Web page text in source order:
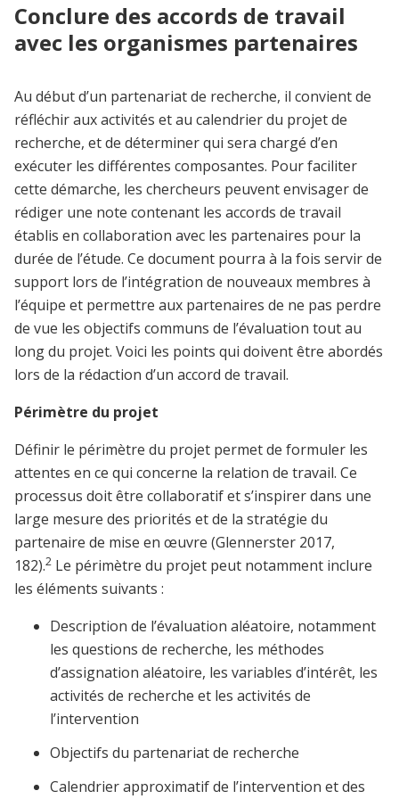
Conclure des accords de travail
avec les organismes partenaires
Au début d’un partenariat de recherche, il convient de
réfléchir aux activités et au calendrier du projet de
recherche, et de déterminer qui sera chargé d’en
exécuter les différentes composantes. Pour faciliter
cette démarche, les chercheurs peuvent envisager de
rédiger une note contenant les accords de travail
établis en collaboration avec les partenaires pour la
durée de l’étude. Ce document pourra à la fois servir de
support lors de l’intégration de nouveaux membres à
l’équipe et permettre aux partenaires de ne pas perdre
de vue les objectifs communs de l’évaluation tout au
long du projet. Voici les points qui doivent être abordés
lors de la rédaction d’un accord de travail.
Périmètre du projet
Définir le périmètre du projet permet de formuler les
attentes en ce qui concerne la relation de travail. Ce
processus doit être collaboratif et s’inspirer dans une
large mesure des priorités et de la stratégie du
partenaire de mise en œuvre (Glennerster 2017,
182).2 Le périmètre du projet peut notamment inclure
les éléments suivants :
Description de l’évaluation aléatoire, notamment
les questions de recherche, les méthodes
d’assignation aléatoire, les variables d’intérêt, les
activités de recherche et les activités de
l’intervention
Objectifs du partenariat de recherche
Calendrier approximatif de l’intervention et des